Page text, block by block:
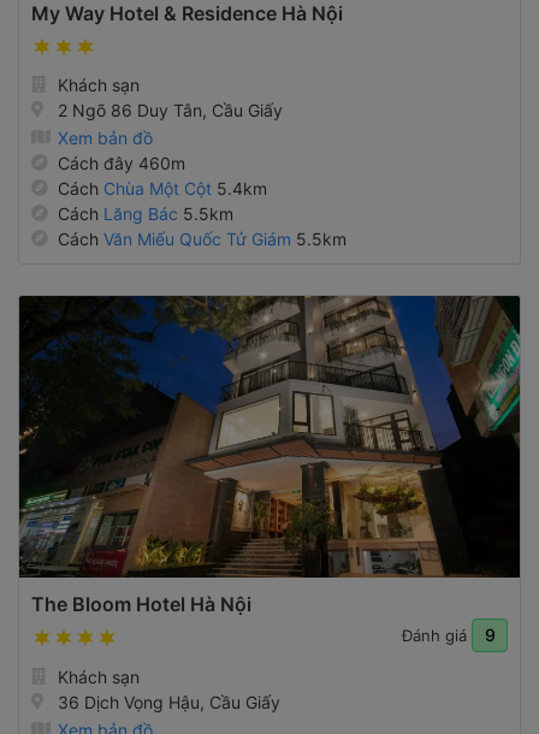
My Way Hotel & Residence Hà Nội
Khách sạn
2 Ngõ 86 Duy Tân, Cầu Giấy
Xem bản đồ
Cách đây 460m
Cách Chùa Một Cột 5.4km
Cách Lăng Bác 5.5km
Cách Văn Miếu Quốc Tử Giám 5.5km
The Bloom Hotel Hà Nội
Đánh giá 9
Khách sạn
36 Dịch Vọng Hậu, Cầu Giấy
Xem bản đồ